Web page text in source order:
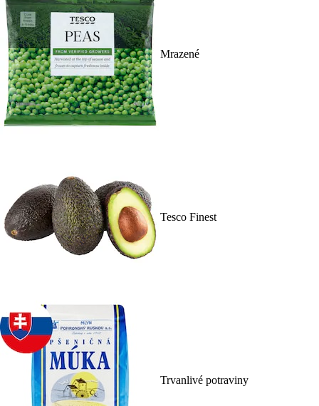
Mrazené
Tesco Finest
Trvanlivé potraviny